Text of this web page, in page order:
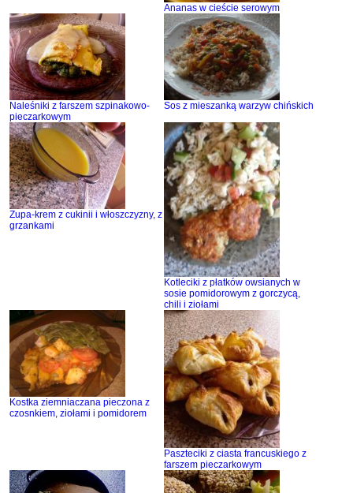
Ananas w cieście serowym
Naleśniki z farszem szpinakowo-
pieczarkowym
Sos z mieszanką warzyw chińskich
Zupa-krem z cukinii i włoszczyzny, z
grzankami
Kotleciki z płatków owsianych w
sosie pomidorowym z gorczycą,
chili i ziołami
Kostka ziemniaczana pieczona z
czosnkiem, ziołami i pomidorem
Paszteciki z ciasta francuskiego z
farszem pieczarkowym